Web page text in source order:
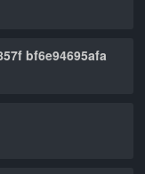
bf6e94695afa